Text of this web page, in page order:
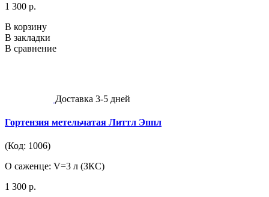
1 300 р.
В корзину
В закладки
В сравнение
Доставка 3-5 дней
Гортензия метельчатая Литтл Эппл
(Код: 1006)
О саженце: V=3 л (ЗКС)
1 300 р.